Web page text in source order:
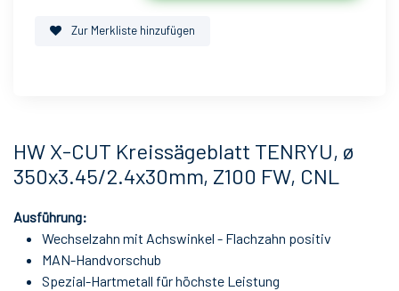
Zur Merkliste hinzufügen
HW X-CUT Kreissägeblatt TENRYU, ø
350x3.45/2.4x30mm, Z100 FW, CNL
Ausführung:
Wechselzahn mit Achswinkel - Flachzahn positiv
MAN-Handvorschub
Spezial-Hartmetall für höchste Leistung